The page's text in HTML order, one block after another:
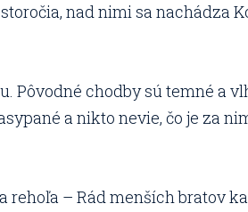
nad nimi sa nachádza
Pôvodné chodby sú temné a
a nikto nevie, čo je za
– Rád menších bratov